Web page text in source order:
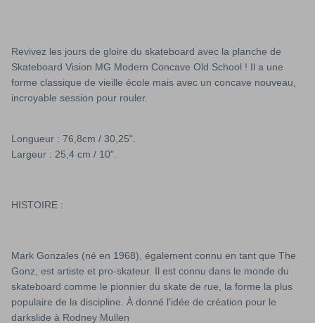
Revivez les jours de gloire du skateboard avec la planche de
Skateboard Vision MG Modern Concave Old School ! Il a une
forme classique de vieille école mais avec un concave nouveau,
incroyable session pour rouler.
Longueur : 76,8cm / 30,25".
Largeur : 25,4 cm / 10".
HISTOIRE :
Mark Gonzales (né en 1968), également connu en tant que The
Gonz, est artiste et pro-skateur. Il est connu dans le monde du
skateboard comme le pionnier du skate de rue, la forme la plus
populaire de la discipline. À donné l'idée de création pour le
darkslide à Rodney Mullen